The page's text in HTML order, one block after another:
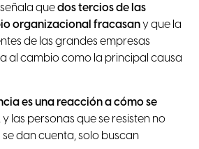
quedos tercios de las
organizacional fracasany que la
de las grandes empresas
al cambio como la principal causa
es una reacción a cómo se
, y las personas que se resisten no
dan cuenta, solo buscan